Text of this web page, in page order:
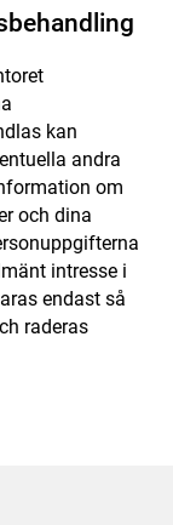
kan
andra
om
och dina
intresse i
endast så
raderas